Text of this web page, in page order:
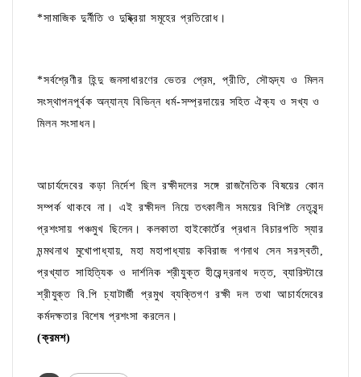
*সামাজিক দুর্নীতি ও দুষ্ক্রিয়া সমূহের প্রতিরোধ।
*সর্বশ্রেণীর হিন্দু জনসাধারণের ভেতর প্রেম, প্রীতি, সৌহৃদ্য ও মিলন
সংস্থাপনপূর্বক অন্যান্য বিভিন্ন ধর্ম-সম্প্রদায়ের সহিত ঐক্য ও সখ্য ও
মিলন সংসাধন।
আচার্যদেবের কড়া নির্দেশ ছিল রক্ষীদলের সঙ্গে রাজনৈতিক বিষয়ের কোন
সম্পর্ক থাকবে না। এই রক্ষীদল নিয়ে তৎকালীন সময়ের বিশিষ্ট নেতৃবৃন্দ
প্রশংসায় পঞ্চমুখ ছিলেন। কলকাতা হাইকোর্টের প্রধান বিচারপতি স্যার
মন্মথনাথ মুখোপাধ্যায়, মহা মহাপাধ্যায় কবিরাজ গণনাথ সেন সরস্বতী,
প্রখ্যাত সাহিত্যিক ও দার্শনিক শ্রীযুক্ত হীরেন্দ্রনাথ দত্ত, ব্যারিস্টারে
শ্রীযুক্ত বি.পি চ্যাটার্জী প্রমুখ ব্যক্তিগণ রক্ষী দল তথা আচার্যদেবের
কর্মদক্ষতার বিশেষ প্রশংসা করলেন।
(ক্রমশ)